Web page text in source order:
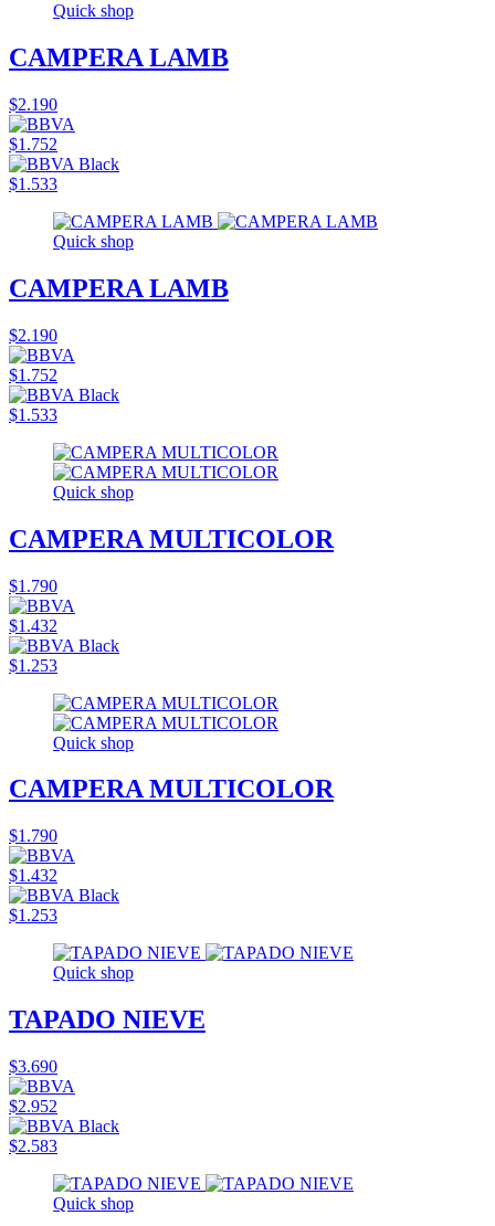
Quick shop
CAMPERA LAMB
$2.190
$1.752
$1.533
Quick shop
CAMPERA LAMB
$2.190
$1.752
$1.533
Quick shop
CAMPERA MULTICOLOR
$1.790
$1.432
$1.253
Quick shop
CAMPERA MULTICOLOR
$1.790
$1.432
$1.253
Quick shop
TAPADO NIEVE
$3.690
$2.952
$2.583
Quick shop